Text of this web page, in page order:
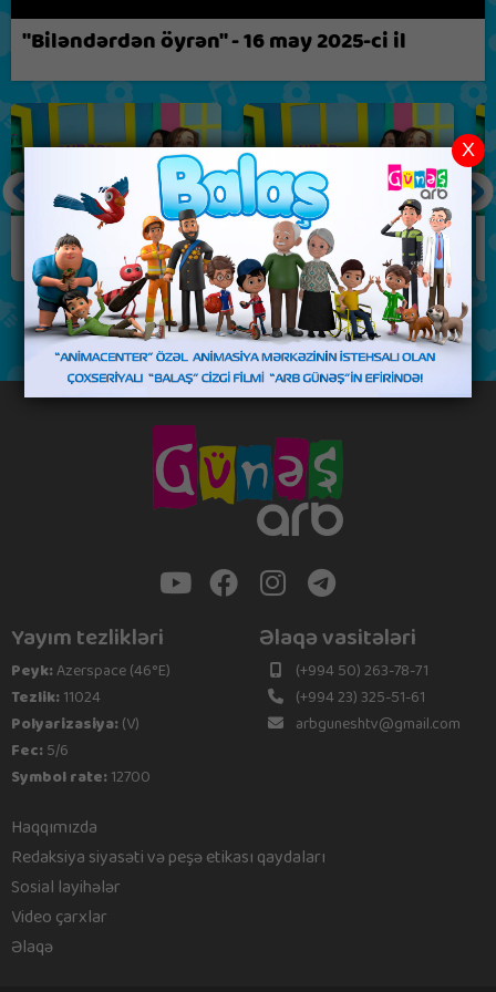
"Biləndərdən öyrən" - 16 may 2025-ci il
Yayım tezlikləri
Peyk:Azerspace (46°E)
Tezlik:11024
Polyarizasiya:(V)
Fec:5/6
Symbol rate:12700
Əlaqə vasitələri
(+994 50) 263-78-71
(+994 23) 325-51-61
arbguneshtv@gmail.com
Haqqımızda
Redaksiya siyasəti və peşə etikası qaydaları
Sosial layihələr
Video çarxlar
Əlaqə
X